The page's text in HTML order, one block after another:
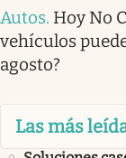
Autos. Hoy No
vehículos
agosto?
Las más